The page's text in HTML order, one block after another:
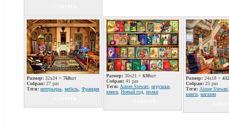
Размер: 32x24 = 768шт
Собран: 27 раз
Теги: интерьеры мебель Франция
Размер: 30x21 = 630шт
Собран: 41 раз
Теги: Aimee Stewart игрушки
книги Новый год полки
Размер: 24x18 = 432
Собран: 25 раз
Теги: Aimee Stewart
книги магазин